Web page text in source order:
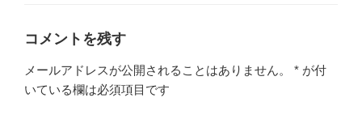
コメントを残す
メールアドレスが公開されることはありません。 * が付
いている欄は必須項目です